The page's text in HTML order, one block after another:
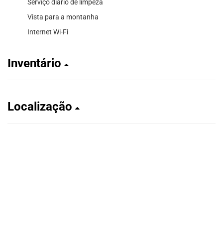
Serviço diário de limpeza
Vista para a montanha
Internet Wi-Fi
Inventário
Localização